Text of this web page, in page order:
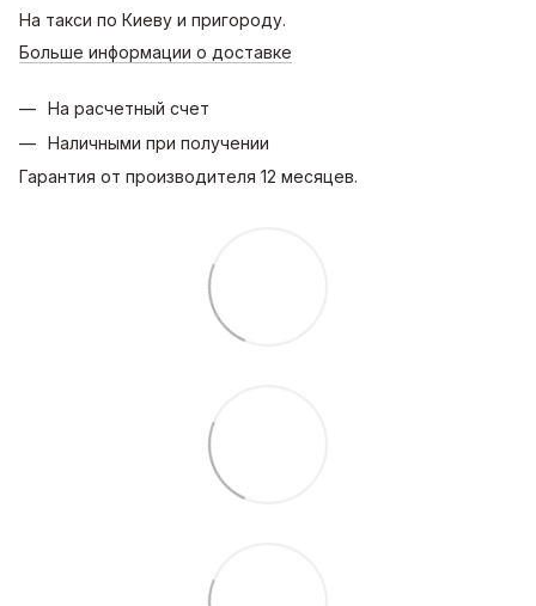
На такси по Киеву и пригороду.
Больше информации о доставке
На расчетный счет
Наличными при получении
Гарантия от производителя 12 месяцев.